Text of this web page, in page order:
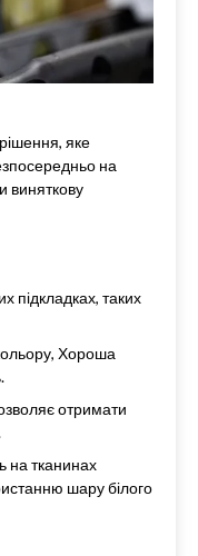
яке
на
виняткову
підкладках, таких
Хороша
отримати
на тканинах
шару білого